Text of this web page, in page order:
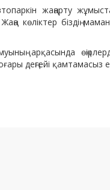
жаңарту
көліктер біздің
арқасында
деңгейі қамтамасыз